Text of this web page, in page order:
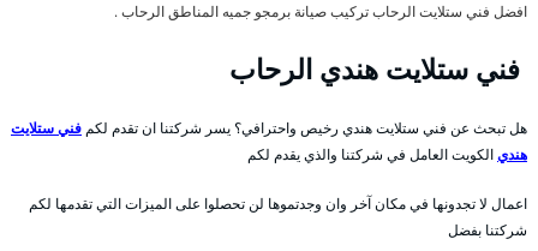
افضل فني ستلايت الرحاب تركيب صيانة برمجو جميه المناطق الرحاب .
فني ستلايت هندي الرحاب
هل تبحث عن فني ستلايت هندي رخيص واحترافي؟ يسر شركتنا ان تقدم لكم فني ستلايت
هنديالكويت العامل في شركتنا والذي يقدم لكم
اعمال لا تجدونها في مكان آخر وان وجدتموها لن تحصلوا على الميزات التي تقدمها لكم
شركتنا بفضل